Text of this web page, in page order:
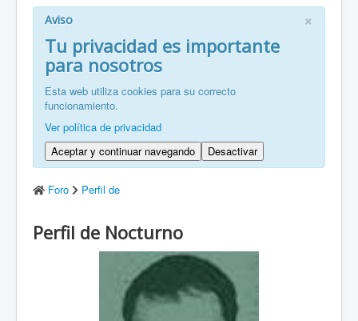
GAL: Benvido a ZaragozaRoller!
FR: Bienvenu à ZaragozaRoller!
ZH: 欢迎来到萨拉戈萨轮滑协会！
×
Aviso
Tu privacidad es importante
para nosotros
Esta web utiliza cookies para su correcto
funcionamiento.
Ver política de privacidad
Aceptar y continuar navegando
Desactivar
Foro Perfil de
Perfil de Nocturno